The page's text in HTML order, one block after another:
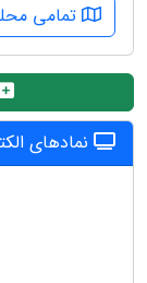
تمامی
نمادهای